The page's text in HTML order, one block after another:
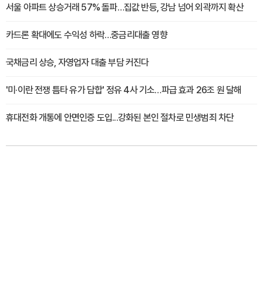
서울 아파트 상승거래 57% 돌파…집값 반등, 강남 넘어 외곽까지 확산
카드론 확대에도 수익성 하락…중금리대출 영향
국채금리 상승, 자영업자 대출 부담 커진다
'미·이란 전쟁 틈타 유가 담합' 정유 4사 기소…파급 효과 26조 원 달해
휴대전화 개통에 안면인증 도입...강화된 본인 절차로 민생범죄 차단